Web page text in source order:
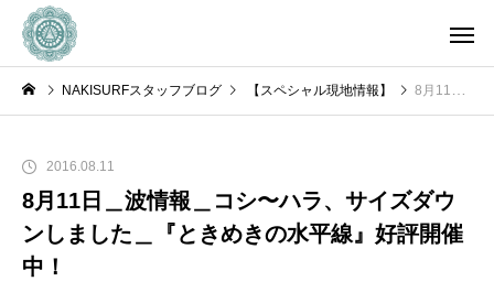
NAKISURFスタッフブログ 【スペシャル現地情報】 8月11日＿波情報＿コシ〜ハラ、サイズダウンしました＿『ときめきの水平線』好評開催中！
2016.08.11
8月11日＿波情報＿コシ〜ハラ、サイズダウ
ンしました＿『ときめきの水平線』好評開催
中！